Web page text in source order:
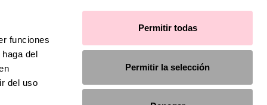
funciones
del
del uso
Permitir todas
Permitir la selección